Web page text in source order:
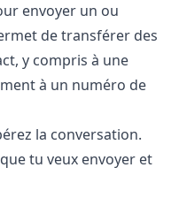
envoyer un ou
de transférer des
y compris à une
à un numéro de
la conversation.
tu veux envoyer et